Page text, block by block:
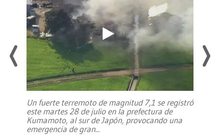
Un fuerte terremoto de magnitud 7,1 se registró
este martes 28 de julio en la prefectura de
Kumamoto, al sur de Japón, provocando una
emergencia de gran...